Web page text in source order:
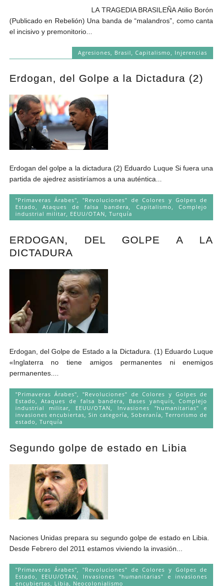
LA TRAGEDIA BRASILEÑA Atilio Borón
(Publicado en Rebelión) Una banda de “malandros”, como canta
el incisivo y premonitorio...
Agresiones Brasil ,Capitalismo Injerencias
Erdogan, del Golpe a la Dictadura (2)
Erdogan del golpe a la dictadura (2) Eduardo Luque Si fuera una
partida de ajedrez asistiríamos a una auténtica...
"Primaveras Árabes", "Revoluciones" de Colores y Golpes de
Estado,Ataques de falsa bandera, Capitalismo,Complejo
industrial militar, EEUU/OTAN, Turquía
ERDOGAN, DEL GOLPE A LA
DICTADURA
Erdogan, del Golpe de Estado a la Dictadura. (1) Eduardo Luque
«Inglaterra no tiene amigos permanentes ni enemigos
permanentes....
"Primaveras Árabes", "Revoluciones" de Colores y Golpes de
Estado
,Ataques de falsa bandera Bases yanquis ,Complejo
industrial militar
EEUU/OTAN
Invasiones "humanitarias" e
invasiones encubiertas Sin categoría ,Soberanía ,Terrorismo de
estado
Turquía
Segundo golpe de estado en Libia
Naciones Unidas prepara su segundo golpe de estado en Libia.
Desde Febrero del 2011 estamos viviendo la invasión...
"Primaveras Árabes", "Revoluciones" de Colores y Golpes de
Estado
EEUU/OTAN
Invasiones "humanitarias" e invasiones
encubiertas
Libia Neocolonialismo